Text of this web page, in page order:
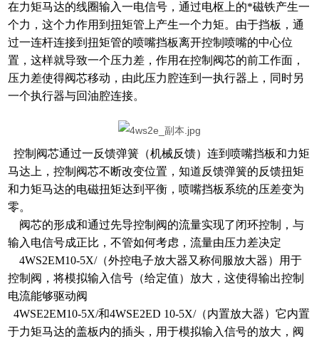
在力矩马达的线圈输入一电信号，通过电枢上的*磁铁产生一
个力，这个力作用到扭矩管上产生一个力矩。由于挡板，通
过一连杆连接到扭矩管的喷嘴挡板离开控制喷嘴的中心位
置，这样就导致一个压力差，作用在控制阀芯的前工作面，
压力差使得阀芯移动，由此压力腔连到一执行器上，同时另
一个执行器与回油腔连接。
控制阀芯通过一反馈弹簧（机械反馈）连到喷嘴挡板和力矩
马达上，控制阀芯不断改变位置，知道反馈弹簧的反馈扭矩
和力矩马达的电磁扭矩达到平衡，喷嘴挡板系统的压差变为
零。
阀芯的形成和通过先导控制阀的流量实现了闭环控制，与
输入电信号成正比，不管如何考虑，流量由压力差决定
4WS2EM10-5X/（外控电子放大器又称伺服放大器）用于
控制阀，将模拟输入信号（给定值）放大，这使得输出控制
电流能够驱动阀
4WSE2EM10-5X/和4WSE2ED 10-5X/（内置放大器）它内置
于力矩马达的盖板内的插头，用于模拟输入信号的放大，阀